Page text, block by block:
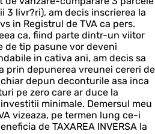
3 livr?ri), am decis inscrierea la
in Registrul de TVA ca pers.
ca, fiind parte dintr-un viitor
de tip pasune vor deveni
in cativa ani, am decis sa
prin depunerea vreunei cereri de
depun deconturile asa inca
pe zero care ar duce la
minimale. Demersul meu
vizeaza, pe termen lung ce-i
de TAXAREA INVERSA la